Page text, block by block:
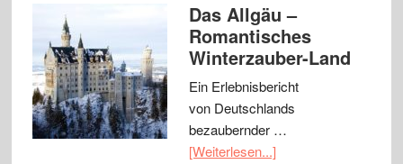
Das Allgäu –
Romantisches
Winterzauber-Land
Ein Erlebnisbericht
von Deutschlands
bezaubernder …
[Weiterlesen...]